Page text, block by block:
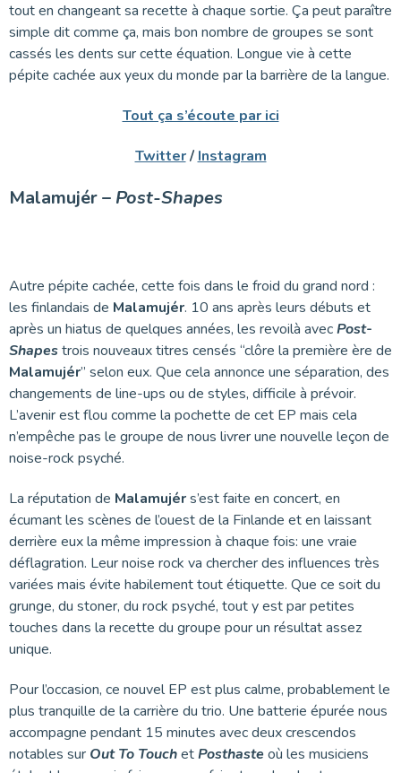
tout en changeant sa recette à chaque sortie. Ça peut paraître
simple dit comme ça, mais bon nombre de groupes se sont
cassés les dents sur cette équation. Longue vie à cette
pépite cachée aux yeux du monde par la barrière de la langue.
Tout ça s’écoute par ici
Twitter/ Instagram
Malamujér – Post-Shapes
Autre pépite cachée, cette fois dans le froid du grand nord :
les finlandais de Malamujér. 10 ans après leurs débuts et
après un hiatus de quelques années, les revoilà avecPost-
Shapestrois nouveaux titres censés “clôre la première ère de
Malamujér” selon eux. Que cela annonce une séparation, des
changements de line-ups ou de styles, difficile à prévoir.
L’avenir est flou comme la pochette de cet EP mais cela
n’empêche pas le groupe de nous livrer une nouvelle leçon de
noise-rock psyché.
La réputation de Malamujérs’est faite en concert, en
écumant les scènes de l’ouest de la Finlande et en laissant
derrière eux la même impression à chaque fois: une vraie
déflagration. Leur noise rock va chercher des influences très
variées mais évite habilement tout étiquette. Que ce soit du
grunge, du stoner, du rock psyché, tout y est par petites
touches dans la recette du groupe pour un résultat assez
unique.
Pour l’occasion, ce nouvel EP est plus calme, probablement le
plus tranquille de la carrière du trio. Une batterie épurée nous
accompagne pendant 15 minutes avec deux crescendos
notables sur Out To TouchetPosthasteoù les musiciens